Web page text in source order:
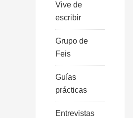
Vive de
escribir
Grupo de
Feis
Guías
prácticas
Entrevistas